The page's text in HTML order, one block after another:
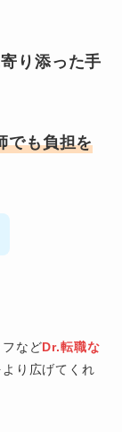
り添った手
でも負担を
などDr.転職な
り広げてくれ